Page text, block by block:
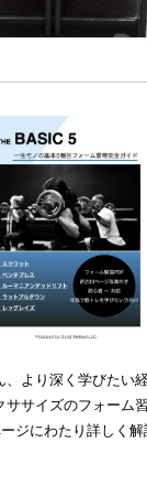
、より深く学びたい
サイズのフォーム
ジにわたり詳しく